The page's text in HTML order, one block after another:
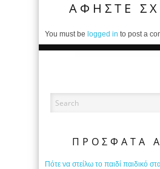
ΑΦΗΣΤΕ
You must be logged in to post a
ΠΡΟΣΦΑΤΑ
Πότε να στείλω το παιδί παιδικό